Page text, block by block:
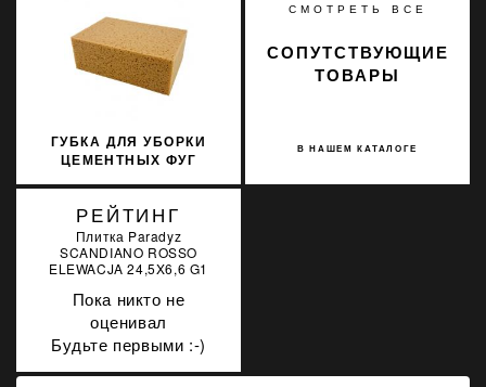
310МЛ
ГУБКА ДЛЯ УБОРКИ
ЦЕМЕНТНЫХ ФУГ
СМОТРЕТЬ ВСЕ
В НАШЕМ КАТАЛОГЕ
СОПУТСТВУЮЩИЕ
ТОВАРЫ
РЕЙТИНГ
Плитка Paradyz
SCANDIANO ROSSO
ELEWACJA 24,5X6,6 G1
Пока никто не
оценивал
Будьте первыми :-)